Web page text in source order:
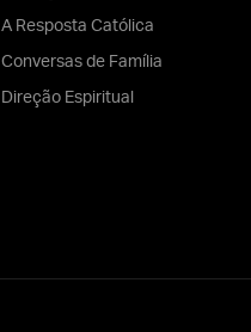
A Resposta Católica
Conversas de Família
Direção Espiritual